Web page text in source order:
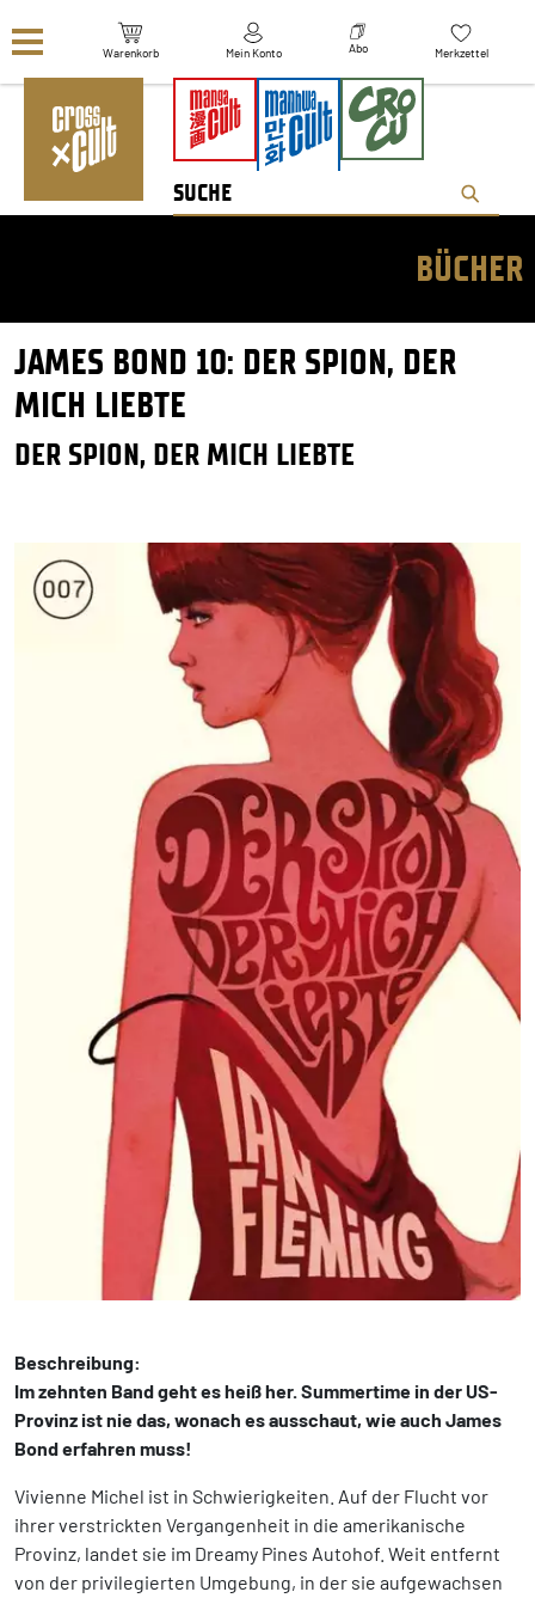
Warenkorb Mein Konto Abo Merkzettel
BÜCHER
JAMES BOND 10: DER SPION, DER
MICH LIEBTE
DER SPION, DER MICH LIEBTE
Beschreibung:
Im zehnten Band geht es heiß her. Summertime in der US-
Provinz ist nie das, wonach es ausschaut, wie auch James
Bond erfahren muss!
Vivienne Michel ist in Schwierigkeiten. Auf der Flucht vor
ihrer verstrickten Vergangenheit in die amerikanische
Provinz, landet sie im Dreamy Pines Autohof. Weit entfernt
von der privilegierten Umgebung, in der sie aufgewachsen